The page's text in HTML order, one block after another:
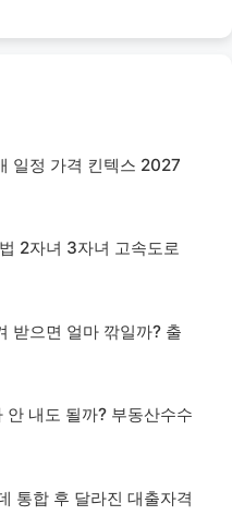
일정 가격 킨텍스 2027
2자녀 3자녀 고속도로
받으면 얼마 깎일까? 출
내도 될까? 부동산수수
통합 후 달라진 대출자격